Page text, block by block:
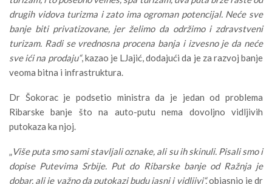
drugih vidova turizma i zato ima ogroman potencijal. Neće sve
banje biti privatizovane, jer želimo da održimo i zdravstveni
turizam. Radi se vrednosna procena banja i izvesno je da neće
sve ići na prodaju“, kazao je LJajić, dodajući da je za razvoj banje
veoma bitna i infrastruktura.
Dr Šokorac je podsetio ministra da je jedan od problema
Ribarske banje što na auto-putu nema dovoljno vidljivih
putokaza ka njoj.
„Više puta smo sami stavljali oznake, ali su ih skinuli. Pisali smo i
dopise Putevima Srbije. Put do Ribarske banje od Ražnja je
dobar, ali je važno da putokazi budu jasni i vidljivi“,objasnio je dr